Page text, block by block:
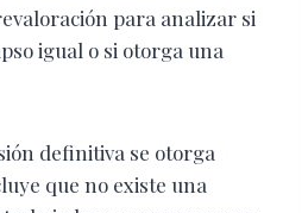
para analizar si
igual o si otorga una
definitiva se otorga
que no existe una